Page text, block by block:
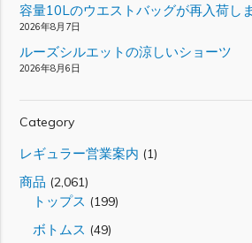
容量10Lのウエストバッグが再入荷し
2026年8月7日
ルーズシルエットの涼しいショーツ
2026年8月6日
Category
レギュラー営業案内 (1)
商品 (2,061)
トップス (199)
ボトムス (49)